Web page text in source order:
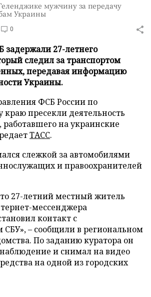
мужчину за передачу
Украины
0
задержали 27-летнего
следил за транспортом
передавая информацию
Украины.
ФСБ России по
краю пресекли деятельность
на украинские
ТАСС.
слежкой за автомобилями
и правоохранителей
27-летний местный житель
мессенджера
контакт с
СБУ», – сообщили в региональном
По заданию куратора он
и снимал на видео
на одной из городских